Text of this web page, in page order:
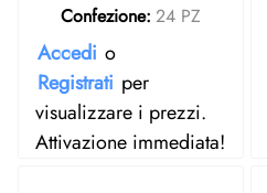
Confezione: 24 PZ
Accedi o
Registrati per
visualizzare i prezzi.
Attivazione immediata!